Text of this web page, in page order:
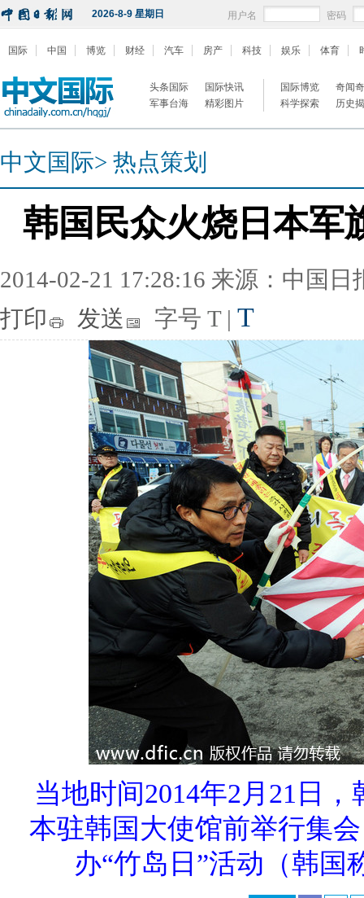
2026-8-9 星期日 用户名 密码
国际 中国 博览 财经 汽车 房产 科技 娱乐 体育
头条国际
国际快讯
军事台海
精彩图片
国际博览
奇闻
科学探索
历史
中文国际> 热点策划
韩国民众火烧日本军
2014-02-21 17:28:16 来源：中国日
打印
发送 字号 T | T
当地时间2014年2月21日
本驻韩国大使馆前举行集
办“竹岛日”活动（韩国